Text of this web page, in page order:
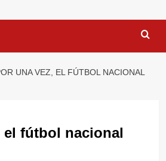
UNA VEZ, EL FÚTBOL NACIONAL
el fútbol nacional